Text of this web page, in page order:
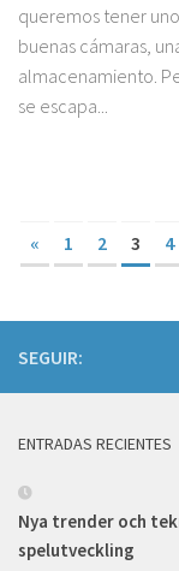
queremos tener
buenas cámaras,
almacenamiento.
se escapa...
« 1 2 3 4
SEGUIR:
ENTRADAS RECIENTES
Nya trender och
spelutveckling